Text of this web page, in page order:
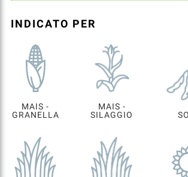
INDICATO PER
MAIS -
GRANELLA
MAIS -
SILAGGIO